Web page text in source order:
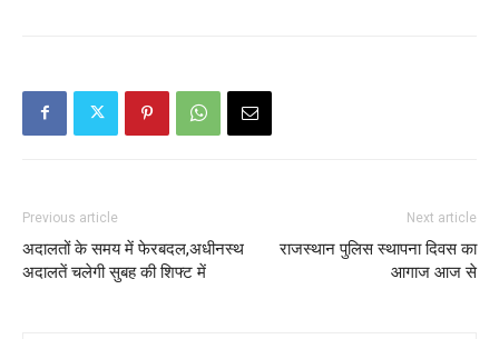
Previous article
अदालतों के समय में फेरबदल,अधीनस्थ
अदालतें चलेगी सुबह की शिफ्ट में
Next article
राजस्थान पुलिस स्थापना दिवस का
आगाज आज से